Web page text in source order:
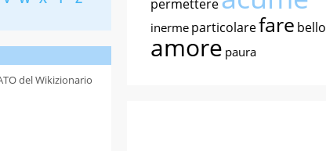
del Wikizionario
permettere
inerme particolarefare bello
amore paura